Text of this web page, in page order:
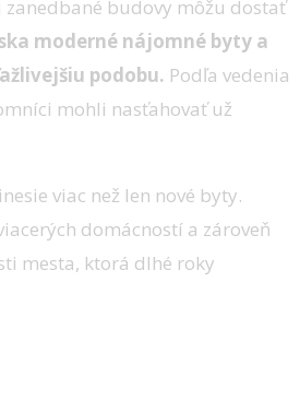
zanedbané budovy môžu dostať
moderné nájomné byty a
podobu. Podľa vedenia
mohli nasťahovať už
viac než len nové byty.
domácností a zároveň
mesta, ktorá dlhé roky